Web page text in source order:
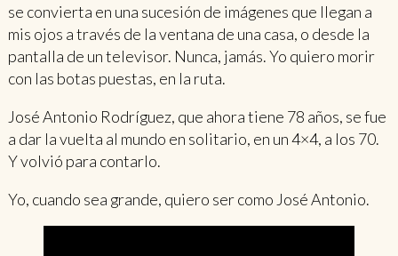
se convierta en una sucesión de imágenes que llegan a
mis ojos a través de la ventana de una casa, o desde la
pantalla de un televisor. Nunca, jamás. Yo quiero morir
con las botas puestas, en la ruta.
José Antonio Rodríguez, que ahora tiene 78 años, se fue
a dar la vuelta al mundo en solitario, en un 4×4, a los 70.
Y volvió para contarlo.
Yo, cuando sea grande, quiero ser como José Antonio.